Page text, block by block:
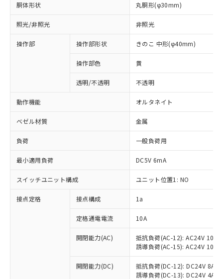
胴体形状 丸胴形(φ30mm)
照光/非照光 非照光
操作部 操作部形状 きのこ 中形(φ40mm)
操作部色 黄
透明/不透明 不透明
動作機能 オルタネイト
ベゼル材質 金属
負荷 一般負荷用
最小適用負荷 DC5V 6mA
スイッチユニット構成 ユニット位置1: NO
接点定格 接点構成 1a
定格通電電流 10A
開閉能力(AC)
抵抗負荷(AC-12): AC24V 10A/
誘導負荷(AC-15): AC24V
開閉能力(DC)
抵抗負荷(DC-12): DC24V 8A/
誘導負荷(DC-13): DC24V 4A/
ご利用条件
対応済み：EU RoHS指令（10物質）の
非含有に対応した製品が提供可能な商品で
対応予定：EU RoHS指令（10物質）の非含
有に対応した製品に切り替える予定のある